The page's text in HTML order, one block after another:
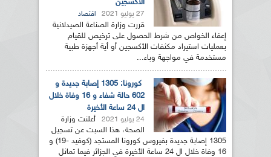
الأكسجين
27 يوليو 2021 اقتصاد
قررت وزارة الصناعة الصيدلانية
إعفاء الخواص من شرط الحصول على ترخيص للقيام
بعمليات استيراد مكثفات الأكسجين أو أية أجهزة طبية
مستخدمة في مواجهة وباء...
كورونا: 1305 إصابة جديدة و
602 حالة شفاء و 16 وفاة خلال
ال 24 ساعة الأخيرة
24 يوليو 2021
أعلنت وزارة
الصحة، هذا السبت عن تسجيل
1305 إصابة جديدة بفيروس كورونا المستجد (كوفيد -19) و
16 وفاة خلال ال 24 ساعة الأخيرة في الجزائر فيما تماثل